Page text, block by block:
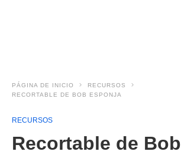
PÁGINA DE INICIO
RECURSOS
RECORTABLE DE BOB ESPONJA
RECURSOS
Recortable de Bob